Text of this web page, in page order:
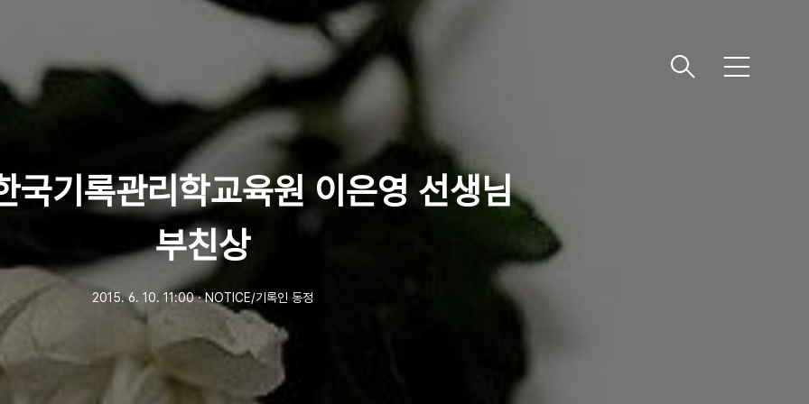
메
국기록관리학교육원 이은영 선생님
부친상
2015. 6. 10. 11:00ㆍNOTICE/기록인 동정